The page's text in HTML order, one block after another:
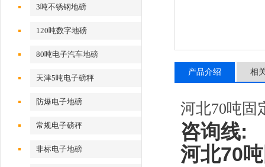
3吨不锈钢地磅
120吨数字地磅
80吨电子汽车地磅
天津5吨电子磅秤
防爆电子地磅
常规电子磅秤
非标电子地磅
产品介绍 相
河北70吨固
咨询线:
河北70